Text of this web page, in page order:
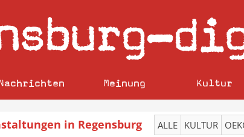
–
Meinung Kultur
in Regensburg ALLE KULTUR